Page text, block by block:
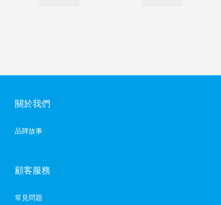
關於我們
品牌故事
顧客服務
常見問題